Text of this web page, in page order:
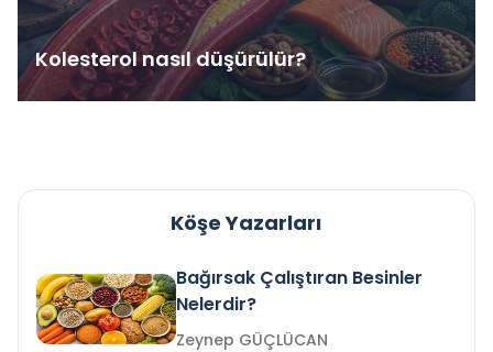
Kolesterol nasıl düşürülür?
Köşe Yazarları
Bağırsak Çalıştıran Besinler
Nelerdir?
Zeynep GÜÇLÜCAN